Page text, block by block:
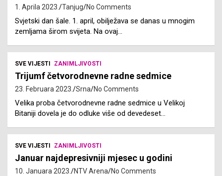
1. Aprila 2023. Tanjug No Comments
Svjetski dan šale. 1. april, obilježava se danas u mnogim
zemljama širom svijeta. Na ovaj…
SVE VIJESTI ZANIMLJIVOSTI
Trijumf četvorodnevne radne sedmice
23. Februara 2023. Srna No Comments
Velika proba četvorodnevne radne sedmice u Velikoj
Bitaniji dovela je do odluke više od devedeset…
SVE VIJESTI ZANIMLJIVOSTI
Januar najdepresivniji mjesec u godini
10. Januara 2023. NTV Arena No Comments